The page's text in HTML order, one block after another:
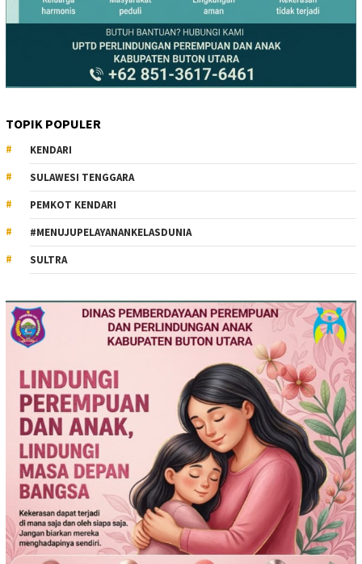
TOPIK POPULER
KENDARI
SULAWESI TENGGARA
PEMKOT KENDARI
#MENUJUPELAYANANKELASDUNIA
SULTRA